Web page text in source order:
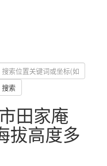
搜索
田家庵
拔高度多